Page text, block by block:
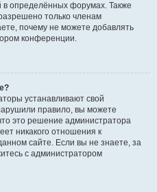
определённых форумах. Также
только членам
почему не можете добавлять
конференции.
устанавливают свой
правило, вы можете
это решение администратора
никакого отношения к
сайте. Если вы не знаете, за
с администратором